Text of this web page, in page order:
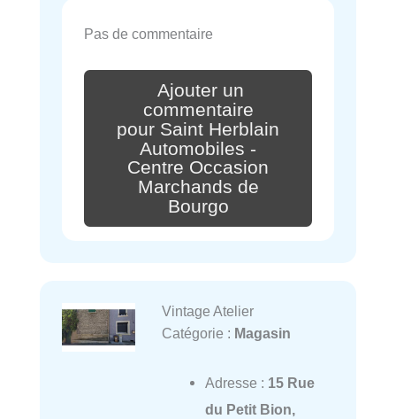
Pas de commentaire
Ajouter un
commentaire
pour Saint Herblain
Automobiles -
Centre Occasion
Marchands de
Bourgo
Vintage Atelier
Catégorie : Magasin
Adresse : 15 Rue
du Petit Bion,